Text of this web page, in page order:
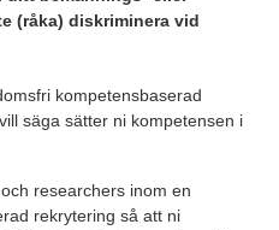
(råka) diskriminera vid
kompetensbaserad
säga sätter ni kompetensen i
researchers inom en
rekrytering så att ni